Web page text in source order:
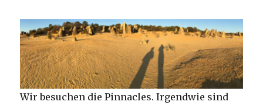
Wir besuchen die Pinnacles. Irgendwie sind